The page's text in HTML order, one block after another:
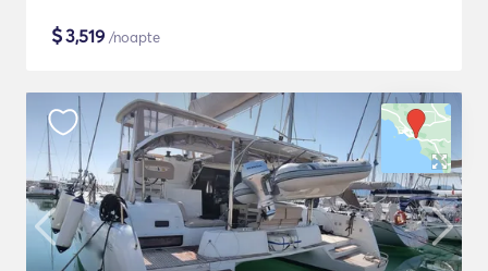
$3,519 /noapte